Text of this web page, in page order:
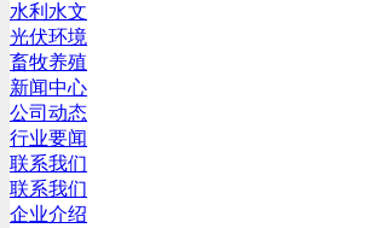
水利水文
光伏环境
畜牧养殖
新闻中心
公司动态
行业要闻
联系我们
联系我们
企业介绍